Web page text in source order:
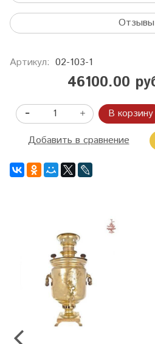
Отзывы
Артикул: 02-103-1
46100.00
В корзину
Добавить в сравнение